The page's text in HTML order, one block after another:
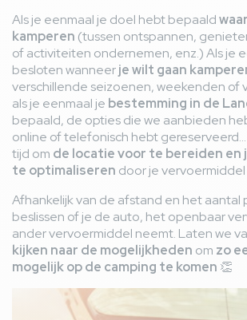
Als je eenmaal je doel hebt bepaald
kamperen (tussen ontspannen,
of activiteiten ondernemen, enz.) Als je
besloten wanneerje wilt gaan
verschillende seizoenen, weekenden of
als je eenmaal je bestemming in de
bepaald, de opties die we aanbieden
online of telefonisch hebt gereserveerd...
tijd om de locatie voor te bereiden en
te optimaliseren door je
Afhankelijk van de afstand en het aantal
beslissen of je de auto, het openbaar
ander vervoermiddel neemt. Laten we
kijken naar de mogelijkheden om zo
mogelijk op de camping te komen 👏
Afbeelding